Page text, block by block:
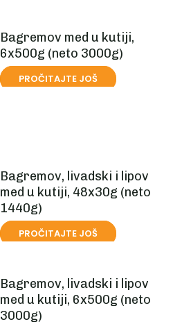
Bagremov med u kutiji,
6x500g (neto 3000g)
PROČITAJTE JOŠ
Bagremov, livadski i lipov
med u kutiji, 48x30g (neto
1440g)
PROČITAJTE JOŠ
Bagremov, livadski i lipov
med u kutiji, 6x500g (neto
3000g)